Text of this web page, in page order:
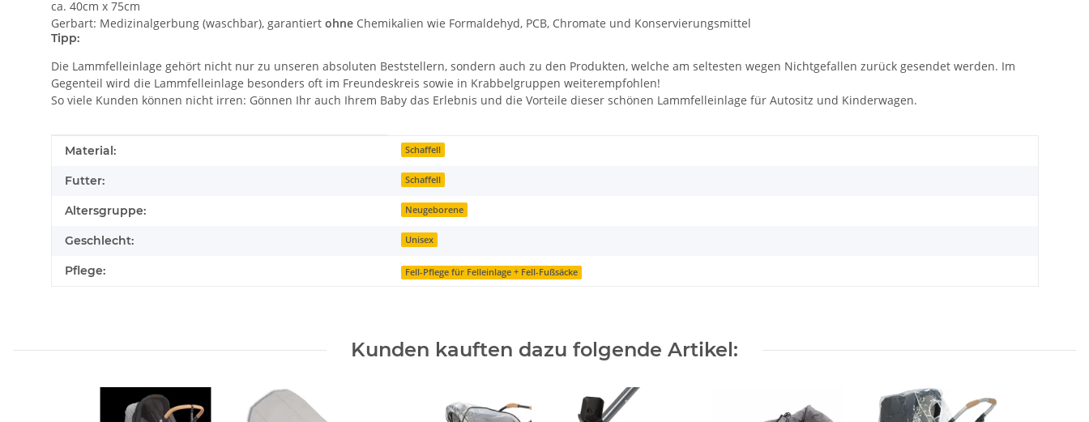
ca. 40cm x 75cm
Gerbart: Medizinalgerbung (waschbar), garantiert ohne Chemikalien wie Formaldehyd, PCB, Chromate und Konservierungsmittel
Tipp:
Die Lammfelleinlage gehört nicht nur zu unseren absoluten Beststellern, sondern auch zu den Produkten, welche am seltesten wegen Nichtgefallen zurück gesendet werden. Im
Gegenteil wird die Lammfelleinlage besonders oft im Freundeskreis sowie in Krabbelgruppen weiterempfohlen!
So viele Kunden können nicht irren: Gönnen Ihr auch Ihrem Baby das Erlebnis und die Vorteile dieser schönen Lammfelleinlage für Autositz und Kinderwagen.
Produkteigenschaft
Wert
Material: Schaffell
Futter: Schaffell
Altersgruppe: Neugeborene
Geschlecht: Unisex
Pflege: Fell-Pflege für Felleinlage + Fell-Fußsäcke
Kunden kauften dazu folgende Artikel: